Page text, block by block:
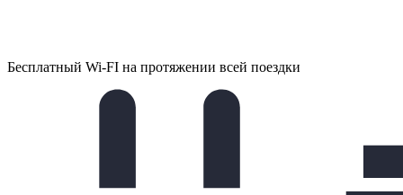
Бесплатный Wi-FI на протяжении всей поездки